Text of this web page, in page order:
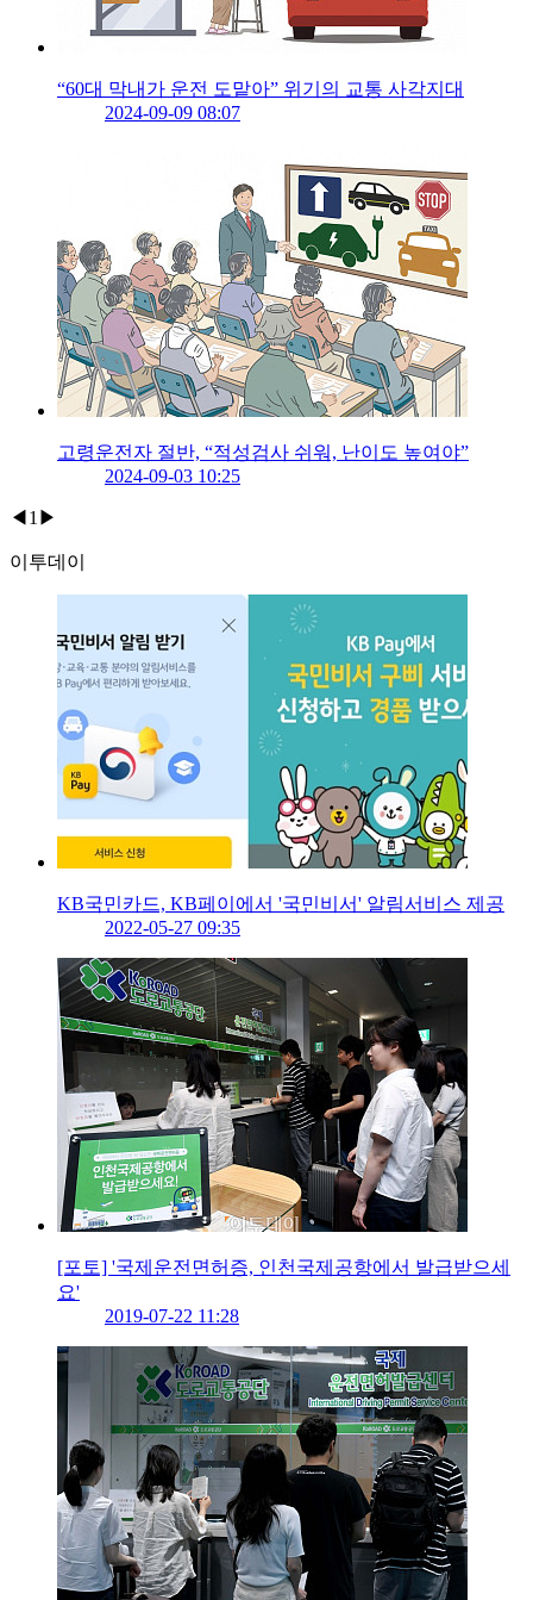
“60대 막내가 운전 도맡아” 위기의 교통 사각지대
2024-09-09 08:07
고령운전자 절반, “적성검사 쉬워, 난이도 높여야”
2024-09-03 10:25
◀ 1 ▶
이투데이
KB국민카드, KB페이에서 '국민비서' 알림서비스 제공
2022-05-27 09:35
[포토] '국제운전면허증, 인천국제공항에서 발급받으세
요'
2019-07-22 11:28